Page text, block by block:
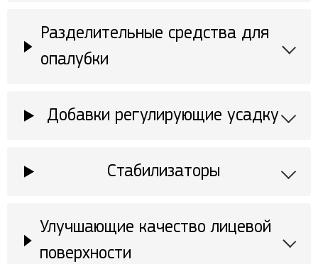
Разделительные средства для
опалубки
Добавки регулирующие усадку
Стабилизаторы
Улучшающие качество лицевой
поверхности